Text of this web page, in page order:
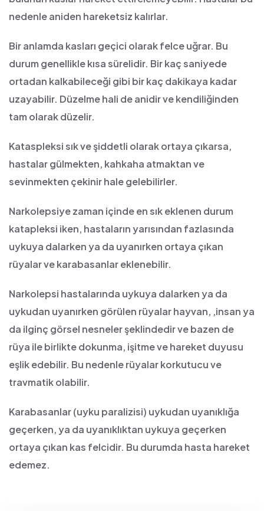
nedenle aniden hareketsiz kalırlar.
Bir anlamda kasları geçici olarak felce uğrar. Bu
durum genellikle kısa sürelidir. Bir kaç saniyede
ortadan kalkabileceği gibi bir kaç dakikaya kadar
uzayabilir. Düzelme hali de anidir ve kendiliğinden
tam olarak düzelir.
Kataspleksi sık ve şiddetli olarak ortaya çıkarsa,
hastalar gülmekten, kahkaha atmaktan ve
sevinmekten çekinir hale gelebilirler.
Narkolepsiye zaman içinde en sık eklenen durum
katapleksi iken, hastaların yarısından fazlasında
uykuya dalarken ya da uyanırken ortaya çıkan
rüyalar ve karabasanlar eklenebilir.
Narkolepsi hastalarında uykuya dalarken ya da
uykudan uyanırken görülen rüyalar hayvan, ,insan ya
da ilginç görsel nesneler şeklindedir ve bazen de
rüya ile birlikte dokunma, işitme ve hareket duyusu
eşlik edebilir. Bu nedenle rüyalar korkutucu ve
travmatik olabilir.
Karabasanlar (uyku paralizisi) uykudan uyanıklığa
geçerken, ya da uyanıklıktan uykuya geçerken
ortaya çıkan kas felcidir. Bu durumda hasta hareket
edemez.